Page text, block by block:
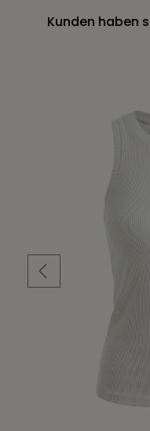
Kunden haben